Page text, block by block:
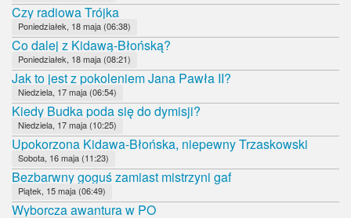
Czy radiowa Trójka
Poniedziałek, 18 maja (06:38)
Co dalej z Kidawą-Błońską?
Poniedziałek, 18 maja (08:21)
Jak to jest z pokoleniem Jana Pawła II?
Niedziela, 17 maja (06:54)
Kiedy Budka poda się do dymisji?
Niedziela, 17 maja (10:25)
Upokorzona Kidawa-Błońska, niepewny Trzaskowski
Sobota, 16 maja (11:23)
Bezbarwny goguś zamiast mistrzyni gaf
Piątek, 15 maja (06:49)
Wyborcza awantura w PO